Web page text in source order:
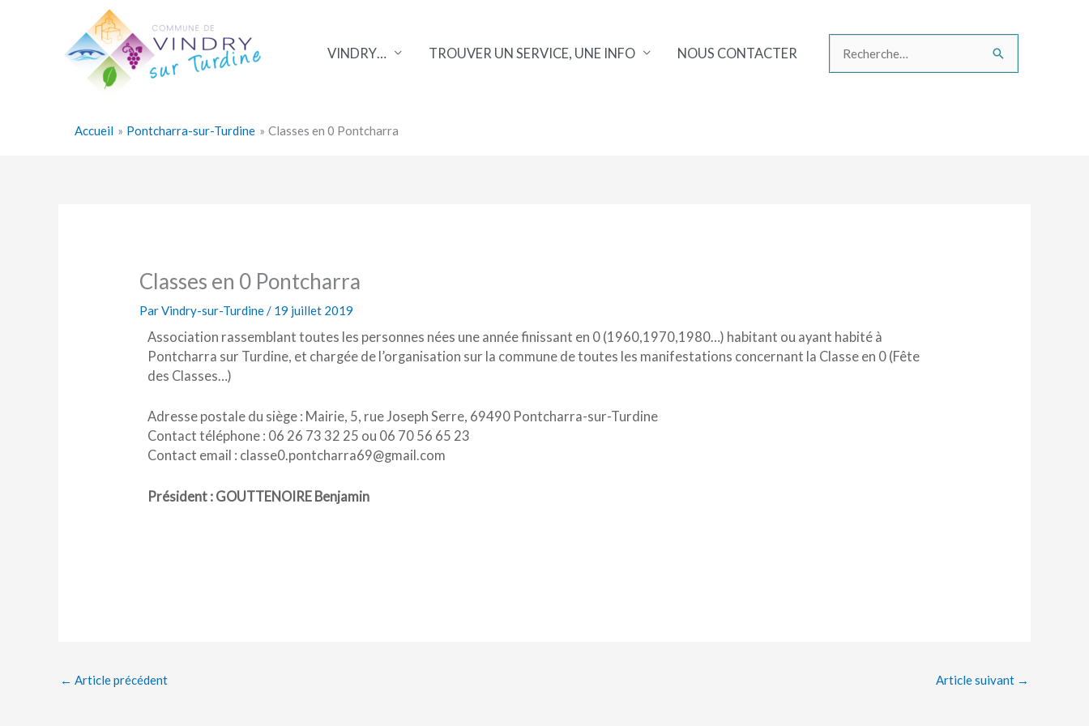
VINDRY… TROUVER UN SERVICE, UNE INFO NOUS CONTACTER Rechercher :
Accueil Pontcharra-sur-Turdine Classes en 0 Pontcharra
Classes en 0 Pontcharra
ParVindry-sur-Turdine/ 19 juillet 2019
Association rassemblant toutes les personnes nées une année finissant en 0 (1960,1970,1980…) habitant ou ayant habité à
Pontcharra sur Turdine, et chargée de l’organisation sur la commune de toutes les manifestations concernant la Classe en 0 (Fête
des Classes…)
Adresse postale du siège : Mairie, 5, rue Joseph Serre, 69490 Pontcharra-sur-Turdine
Contact téléphone : 06 26 73 32 25 ou 06 70 56 65 23
Contact email : classe0.pontcharra69@gmail.com
Président : GOUTTENOIRE Benjamin
← Article précédent Article suivant →